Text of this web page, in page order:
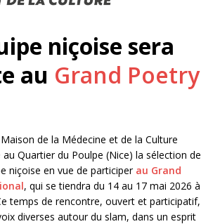
niçoise sera
au Grand Poetry
de la Médecine et de la Culture
au Quartier du Poulpe (Nice) la sélection de
niçoise en vue de participerau Grand
, qui se tiendra du 14 au 17 mai 2026 à
temps de rencontre, ouvert et participatif,
diverses autour du slam, dans un esprit